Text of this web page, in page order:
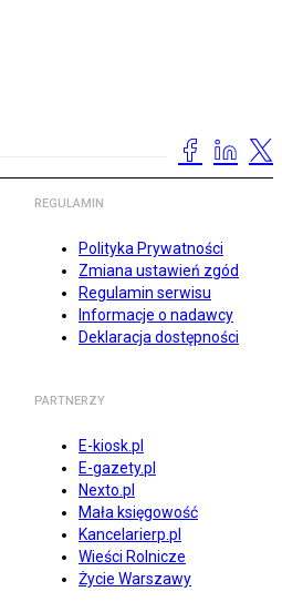
REGULAMIN
Polityka Prywatności
Zmiana ustawień zgód
Regulamin serwisu
Informacje o nadawcy
Deklaracja dostępności
PARTNERZY
E-kiosk.pl
E-gazety.pl
Nexto.pl
Mała księgowość
Kancelarierp.pl
Wieści Rolnicze
Życie Warszawy